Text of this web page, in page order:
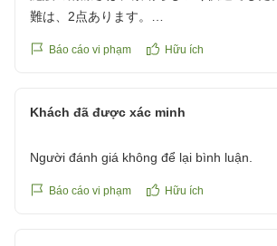
難は、2点あります。
1.チエックインが、もっと簡単に出来ない
Báo cáo vi phạm Hữu ích
Khách đã được xác minh
Người đánh giá không để lại bình luận.
Báo cáo vi phạm Hữu ích